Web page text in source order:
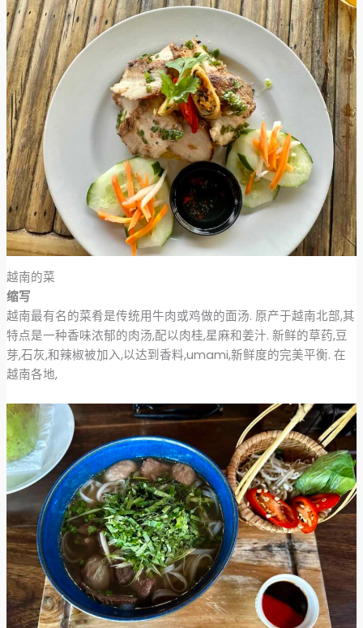
越南的菜
缩写
越南最有名的菜肴是传统用牛肉或鸡做的面汤. 原产于越南北部,其
特点是一种香味浓郁的肉汤,配以肉桂,星麻和姜汁. 新鲜的草药,豆
芽,石灰,和辣椒被加入,以达到香料,umami,新鲜度的完美平衡. 在
越南各地,